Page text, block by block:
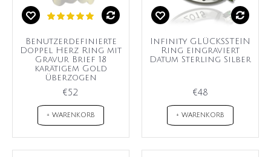
Benutzerdefinierte
Doppel Herz Ring mit
Gravur Brief 18
karätigem Gold
überzogen
€52
+ WARENKORB
Infinity GLÜCKSSTEIN
Ring eingraviert
Datum Sterling Silber
€48
+ WARENKORB